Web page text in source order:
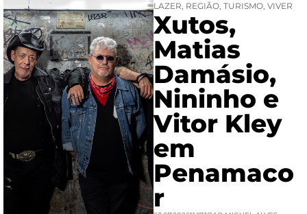
LAZER, REGIÃO, TURISMO, VIVER
Xutos,
Matias
Damásio,
Nininho e
Vitor Kley
em
Penamaco
r